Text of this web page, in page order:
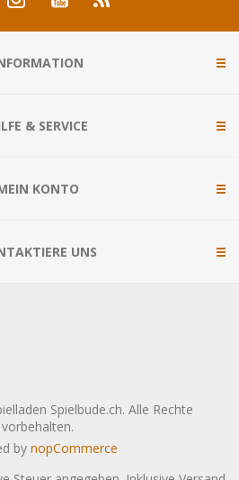
& SERVICE
KONTO
UNS
Spielbude.ch. Alle Rechte
vorbehalten.
by nopCommerce